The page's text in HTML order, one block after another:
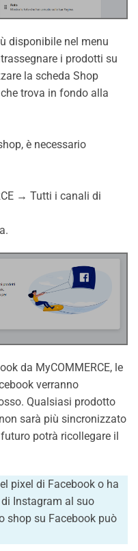
disponibile nel menu
i prodotti su
la scheda Shop
trova in fondo alla
è necessario
→ Tutti i canali di
da MyCOMMERCE, le
verranno
Qualsiasi prodotto
sarà più sincronizzato
potrà ricollegare il
pixel di Facebook o ha
Instagram al suo
shop su Facebook può